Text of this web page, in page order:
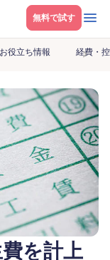
無料で試す メニ
役立ち情報 経費・
を計上